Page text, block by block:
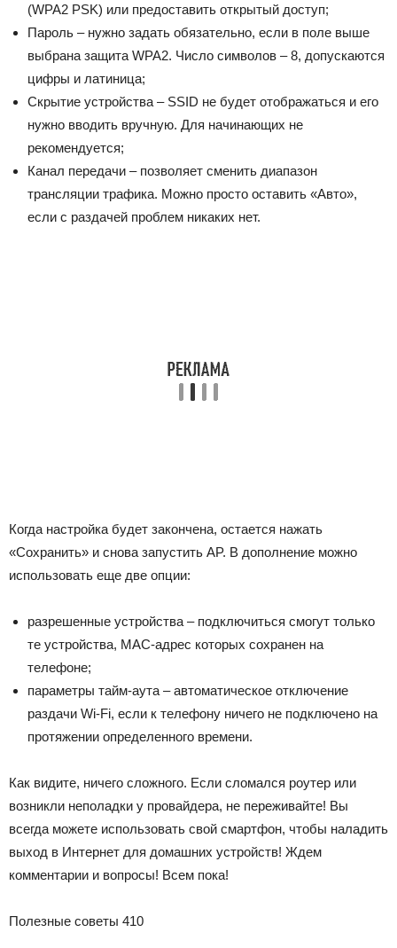
(WPA2 PSK) или предоставить открытый доступ;
Пароль – нужно задать обязательно, если в поле выше
выбрана защита WPA2. Число символов – 8, допускаются
цифры и латиница;
Скрытие устройства – SSID не будет отображаться и его
нужно вводить вручную. Для начинающих не
рекомендуется;
Канал передачи – позволяет сменить диапазон
трансляции трафика. Можно просто оставить «Авто»,
если с раздачей проблем никаких нет.
Когда настройка будет закончена, остается нажать
«Сохранить» и снова запустить AP. В дополнение можно
использовать еще две опции:
разрешенные устройства – подключиться смогут только
те устройства, MAC-адрес которых сохранен на
телефоне;
параметры тайм-аута – автоматическое отключение
раздачи Wi-Fi, если к телефону ничего не подключено на
протяжении определенного времени.
Как видите, ничего сложного. Если сломался роутер или
возникли неполадки у провайдера, не переживайте! Вы
всегда можете использовать свой смартфон, чтобы наладить
выход в Интернет для домашних устройств! Ждем
комментарии и вопросы! Всем пока!
Полезные советы 410